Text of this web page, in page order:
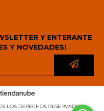
Y ENTERANTE
Y NOVEDADES!
LOS DERECHOS RESERVADOS.